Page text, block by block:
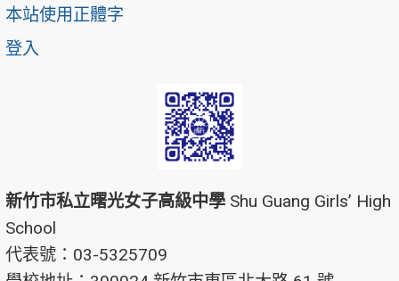
本站使用正體字
登入
新竹市私立曙光女子高級中學 Shu Guang Girls’ High
School
代表號：03-5325709